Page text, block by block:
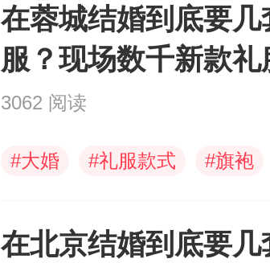
在蓉城结婚到底要几
服？现场数千新款礼
选~
3062 阅读
#大婚 #礼服款式 #旗袍
在北京结婚到底要几